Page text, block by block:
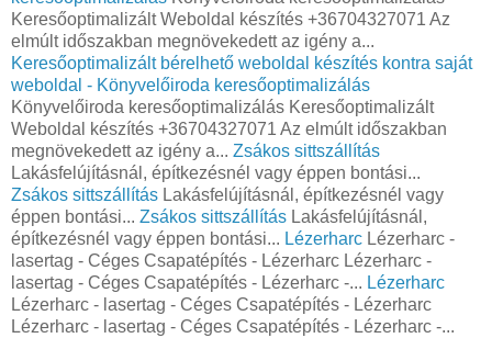
Keresőoptimalizált Weboldal készítés +36704327071 Az
elmúlt időszakban megnövekedett az igény a...
Keresőoptimalizált bérelhető weboldal készítés kontra saját
weboldal - Könyvelőiroda keresőoptimalizálás
Könyvelőiroda keresőoptimalizálás Keresőoptimalizált
Weboldal készítés +36704327071 Az elmúlt időszakban
megnövekedett az igény a... Zsákos sittszállítás
Lakásfelújításnál, építkezésnél vagy éppen bontási...
Zsákos sittszállítás Lakásfelújításnál, építkezésnél vagy
éppen bontási... Zsákos sittszállítás Lakásfelújításnál,
építkezésnél vagy éppen bontási... Lézerharc Lézerharc -
lasertag - Céges Csapatépítés - Lézerharc Lézerharc -
lasertag - Céges Csapatépítés - Lézerharc -... Lézerharc
Lézerharc - lasertag - Céges Csapatépítés - Lézerharc
Lézerharc - lasertag - Céges Csapatépítés - Lézerharc -...